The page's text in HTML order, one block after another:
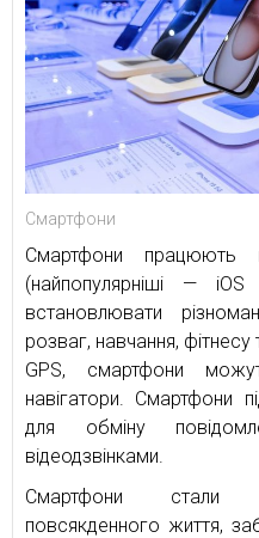
Смартфони
Смартфони працюють
(найпопулярніші —
встановлювати
розваг, навчання,
GPS, смартфони
навігатори. Смартфони
для обміну
відеодзвінками.
Смартфони стали
повсякденного життя,